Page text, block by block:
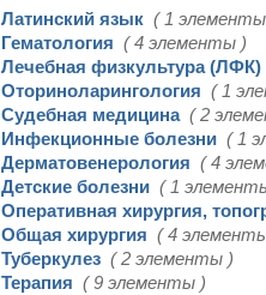
Латинский язык ( 1
Гематология ( 4 элементы )
Лечебная физкультура (ЛФК)
Оториноларингология ( 1
Судебная медицина ( 2
Инфекционные болезни ( 1
Дерматовенерология ( 4
Детские болезни ( 1
Оперативная хирургия,
Общая хирургия ( 4
Туберкулез ( 2 элементы )
Терапия ( 9 элементы )